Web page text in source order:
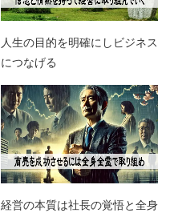
人生の目的を明確にしビジネス
につなげる
経営の本質は社長の覚悟と全身